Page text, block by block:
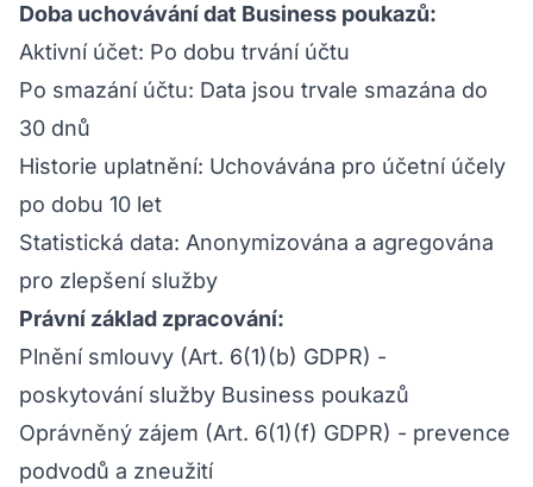
Doba uchovávání dat Business poukazů:
Aktivní účet: Po dobu trvání účtu
Po smazání účtu: Data jsou trvale smazána do
30 dnů
Historie uplatnění: Uchovávána pro účetní účely
po dobu 10 let
Statistická data: Anonymizována a agregována
pro zlepšení služby
Právní základ zpracování:
Plnění smlouvy (Art. 6(1)(b) GDPR) -
poskytování služby Business poukazů
Oprávněný zájem (Art. 6(1)(f) GDPR) - prevence
podvodů a zneužití